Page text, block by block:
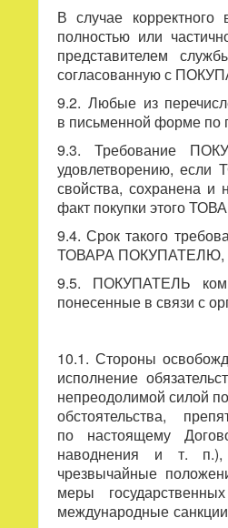
В случае
полностью или
представителем
согласованную с
9.2. Любые из
в письменной форме по
9.3. Требование
удовлетворению, если
свойства, сохранена
факт покупки этого
9.4. Срок такого
ТОВАРА ПОКУПАТЕЛЮ,
9.5. ПОКУПАТЕЛЬ
понесенные в связи с
10.1. Стороны
исполнение
непреодолимой силой
обстоятельства,
по настоящему
наводнения и т. п.),
чрезвычайные
меры
международные